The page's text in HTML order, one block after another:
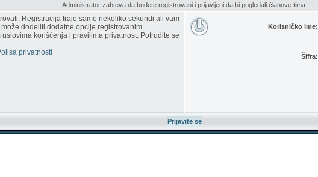
Administrator zahteva da budete registrovani i prijavljeni da bi pogledali članove tima.
Registracija traje samo nekoliko sekundi ali vam
dodeliti dodatne opcije registrovanim
korišćenja i pravilima privatnost. Potrudite se
privatnosti
Korisničko ime:
Šifra: